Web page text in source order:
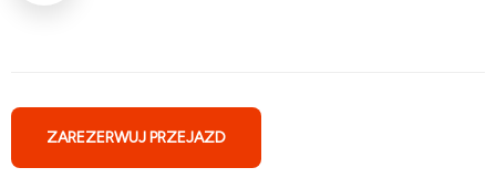
ZAREZERWUJ PRZEJAZD